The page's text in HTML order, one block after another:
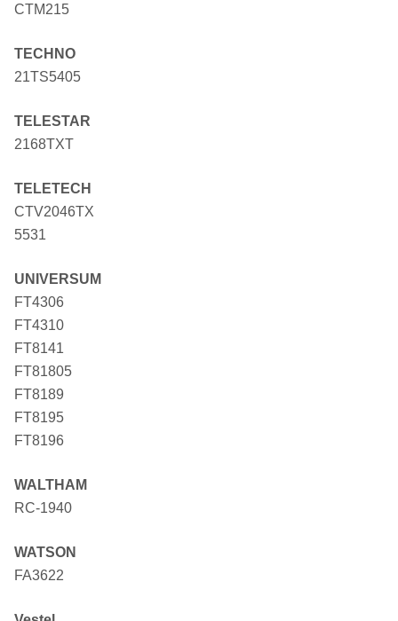
CTM215
TECHNO
21TS5405
TELESTAR
2168TXT
TELETECH
CTV2046TX
5531
UNIVERSUM
FT4306
FT4310
FT8141
FT81805
FT8189
FT8195
FT8196
WALTHAM
RC-1940
WATSON
FA3622